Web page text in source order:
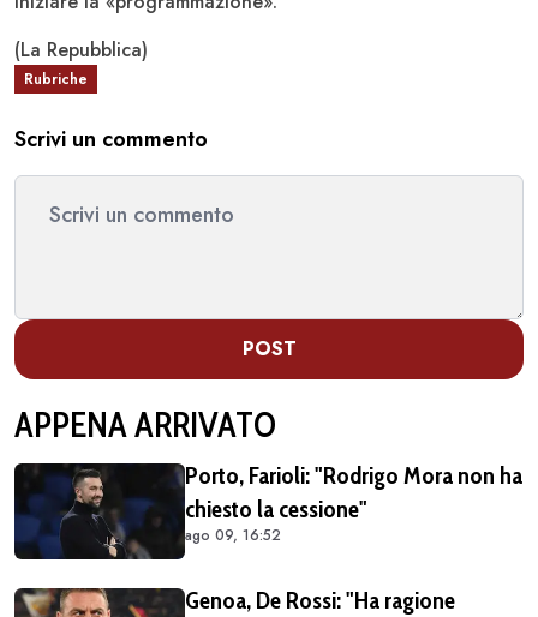
(La Repubblica)
Rubriche
Scrivi un commento
POST
APPENA ARRIVATO
Porto, Farioli: "Rodrigo Mora non ha
chiesto la cessione"
ago 09, 16:52
Genoa, De Rossi: "Ha ragione